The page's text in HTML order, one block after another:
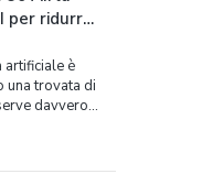
per ridurre
artificiale è
una trovata di
davvero a